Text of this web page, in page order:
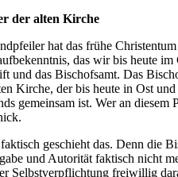
der alten Kirche
hat das frühe Christentum
das wir bis heute im
und das Bischofsamt. Das
Kirche, der bis heute in Ost und
gemeinsam ist. Wer an diesem
geschieht das. Denn die
und Autorität faktisch nicht
Selbstverpflichtung freiwillig